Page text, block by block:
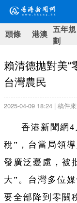
頭條 港澳 五年規
劃
賴清德拋對美“
台灣農民
2025-04-09 18:24 | 稿件
香港新聞網
稅”，台當局領
發廣泛憂慮，被
大”。台灣多位
要全部降到零關